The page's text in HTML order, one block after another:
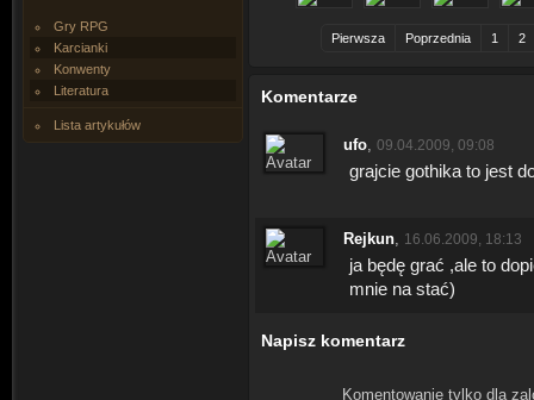
Gry RPG
Karcianki
Konwenty
Literatura
Lista artykułów
Pierwsza Poprzednia 1 2
Komentarze
ufo, 09.04.2009, 09:08
grajcie gothika to jest
Rejkun, 16.06.2009, 18:13
ja będę grać ,ale to
mnie na stać)
Napisz komentarz
Komentowanie tylko dla